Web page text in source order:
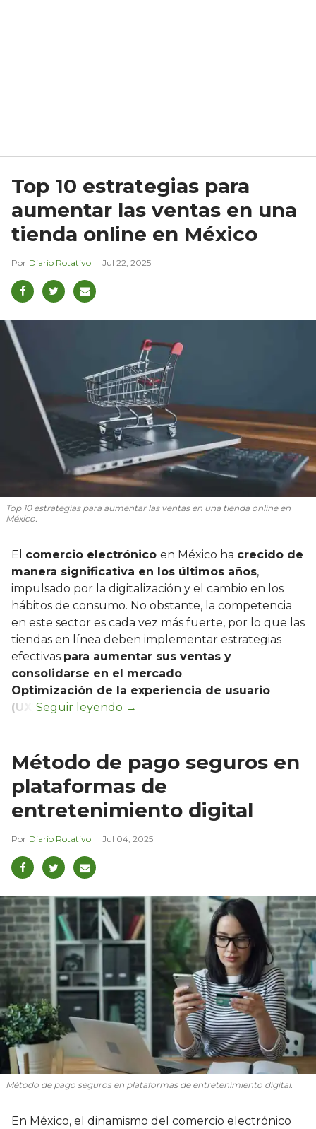
Top 10 estrategias para
aumentar las ventas en una
tienda online en México
Diario Rotativo Jul 22, 2025
Top 10 estrategias para aumentar las ventas en una tienda online en
México.
El comercio electrónico en México ha crecido de
manera significativa en los últimos años,
impulsado por la digitalización y el cambio en los
hábitos de consumo. No obstante, la competencia
en este sector es cada vez más fuerte, por lo que las
tiendas en línea deben implementar estrategias
efectivas para aumentar sus ventas y
consolidarse en el mercado.
Optimización de la experiencia de usuario
(UX)
Método de pago seguros en
plataformas de
entretenimiento digital
Diario Rotativo Jul 04, 2025
Método de pago seguros en plataformas de entretenimiento digital.
En México, el dinamismo del comercio electrónico